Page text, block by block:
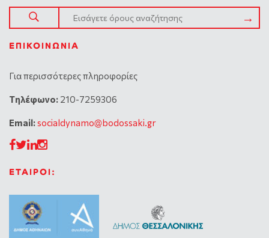
ΕΠΙΚΟΙΝΩΝΊΑ
Για περισσότερες πληροφορίες
Tηλέφωνο: 210-7259306
Email:socialdynamo@bodossaki.gr
ΕΤΑΙΡΟΙ: